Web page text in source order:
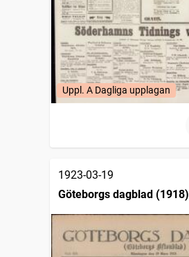
Uppl. A Dagliga upplagan
1923-03-19
Göteborgs dagblad (1918)